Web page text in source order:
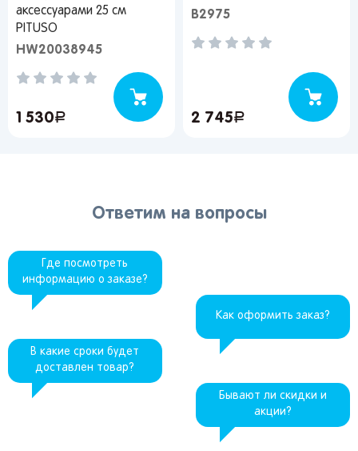
аксессуарами 25 см
PITUSO
HW20038945
1 530руб.
В2975
2 745руб.
Ответим на вопросы
Где посмотреть
информацию о заказе?
Как оформить заказ?
В какие сроки будет
доставлен товар?
Бывают ли скидки и
акции?